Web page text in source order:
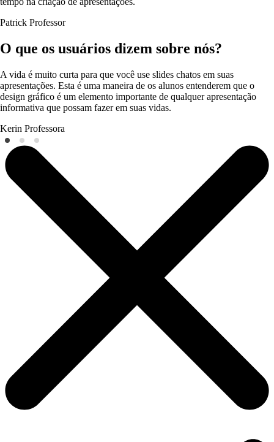
Patrick Professor
O que os usuários dizem sobre nós?
A vida é muito curta para que você use slides chatos em suas
apresentações. Esta é uma maneira de os alunos entenderem que o
design gráfico é um elemento importante de qualquer apresentação
informativa que possam fazer em suas vidas.
Kerin Professora